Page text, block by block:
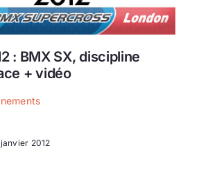
: BMX SX, discipline
+ vidéo
2012